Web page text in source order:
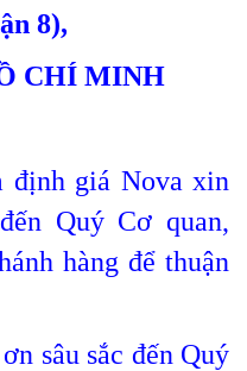
8),
CHÍ MINH
định giá Nova xin
Quý Cơ quan,
hàng để thuận
sâu sắc đến Quý